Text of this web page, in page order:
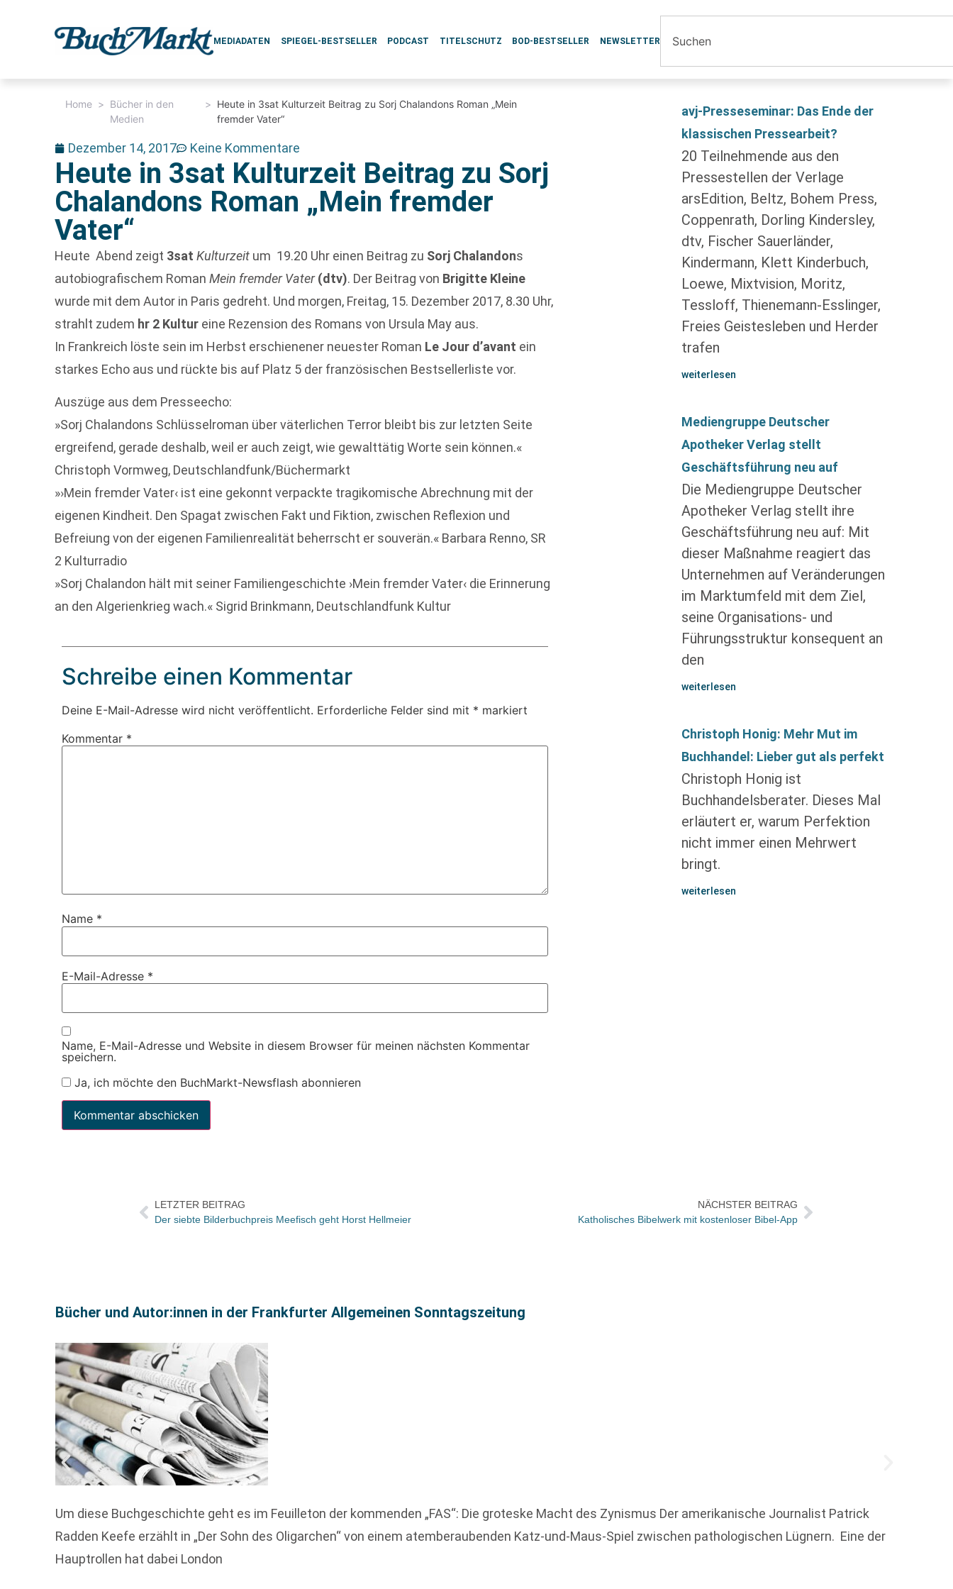
MEDIADATEN SPIEGEL-BESTSELLER PODCAST TITELSCHUTZ BOD-BESTSELLER NEWSLETTER
Home > Bücher in den
Medien
> Heute in 3sat Kulturzeit Beitrag zu Sorj Chalandons Roman „Mein
fremder Vater“
Dezember 14, 2017 Keine Kommentare
Heute in 3sat Kulturzeit Beitrag zu Sorj
Chalandons Roman „Mein fremder
Vater“
Heute Abend zeigt 3sat Kulturzeit um 19.20 Uhr einen Beitrag zu Sorj Chalandons
autobiografischem RomanMein fremder Vater(dtv). Der Beitrag von Brigitte Kleine
wurde mit dem Autor in Paris gedreht. Und morgen, Freitag, 15. Dezember 2017, 8.30 Uhr,
strahlt zudem hr 2 Kultur eine Rezension des Romans von Ursula May aus.
In Frankreich löste sein im Herbst erschienener neuester Roman Le Jour d’avant ein
starkes Echo aus und rückte bis auf Platz 5 der französischen Bestsellerliste vor.
Auszüge aus dem Presseecho:
»Sorj Chalandons Schlüsselroman über väterlichen Terror bleibt bis zur letzten Seite
ergreifend, gerade deshalb, weil er auch zeigt, wie gewalttätig Worte sein können.«
Christoph Vormweg, Deutschlandfunk/Büchermarkt
»›Mein fremder Vater‹ ist eine gekonnt verpackte tragikomische Abrechnung mit der
eigenen Kindheit. Den Spagat zwischen Fakt und Fiktion, zwischen Reflexion und
Befreiung von der eigenen Familienrealität beherrscht er souverän.« Barbara Renno, SR
2 Kulturradio
»Sorj Chalandon hält mit seiner Familiengeschichte ›Mein fremder Vater‹ die Erinnerung
an den Algerienkrieg wach.« Sigrid Brinkmann, Deutschlandfunk Kultur
Schreibe einen Kommentar
Deine E-Mail-Adresse wird nicht veröffentlicht. Erforderliche Felder sind mit * markiert
Kommentar *
Name *
E-Mail-Adresse *
Name, E-Mail-Adresse und Website in diesem Browser für meinen nächsten Kommentar
speichern.
Ja, ich möchte den BuchMarkt-Newsflash abonnieren
avj-Presseseminar: Das Ende der
klassischen Pressearbeit?
20 Teilnehmende aus den
Pressestellen der Verlage
arsEdition, Beltz, Bohem Press,
Coppenrath, Dorling Kindersley,
dtv, Fischer Sauerländer,
Kindermann, Klett Kinderbuch,
Loewe, Mixtvision, Moritz,
Tessloff, Thienemann-Esslinger,
Freies Geistesleben und Herder
trafen
weiterlesen
Mediengruppe Deutscher
Apotheker Verlag stellt
Geschäftsführung neu auf
Die Mediengruppe Deutscher
Apotheker Verlag stellt ihre
Geschäftsführung neu auf: Mit
dieser Maßnahme reagiert das
Unternehmen auf Veränderungen
im Marktumfeld mit dem Ziel,
seine Organisations- und
Führungsstruktur konsequent an
den
weiterlesen
Christoph Honig: Mehr Mut im
Buchhandel: Lieber gut als perfekt
Christoph Honig ist
Buchhandelsberater. Dieses Mal
erläutert er, warum Perfektion
nicht immer einen Mehrwert
bringt.
weiterlesen
LETZTER BEITRAG
Der siebte Bilderbuchpreis Meefisch geht Horst Hellmeier
NÄCHSTER BEITRAG
Katholisches Bibelwerk mit kostenloser Bibel-App
Bücher und Autor:innen in der Frankfurter Allgemeinen Sonntagszeitung
Um diese Buchgeschichte geht es im Feuilleton der kommenden „FAS“: Die groteske Macht des Zynismus Der amerikanische Journalist Patrick
Radden Keefe erzählt in „Der Sohn des Oligarchen“ von einem atemberaubenden Katz-und-Maus-Spiel ­zwischen pathologischen Lügnern. Eine der
Hauptrollen hat dabei London